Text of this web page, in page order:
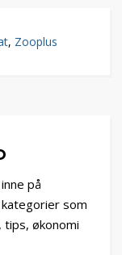
, Zooplus
på
som
økonomi